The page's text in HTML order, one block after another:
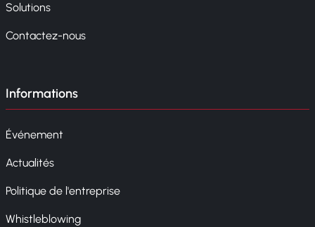
Solutions
Contactez-nous
Informations
Événement
Actualités
Politique de l'entreprise
Whistleblowing